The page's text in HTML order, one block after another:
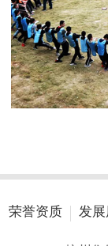
荣誉资质 发